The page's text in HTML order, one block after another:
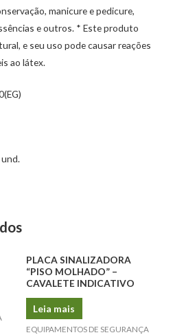
manicure e pedicure,
e outros. * Este produto
e seu uso pode causar reações
ao látex.
PLACA SINALIZADORA
“PISO MOLHADO” –
CAVALETE INDICATIVO
Leia mais
EQUIPAMENTOS DE SEGURANÇA